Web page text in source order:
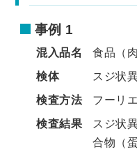
事例 1
混入品名
食品（肉
検体
スジ状
検査方法
フーリ
検査結果
スジ状
合物（